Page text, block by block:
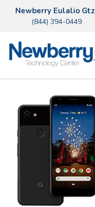
Newberry Eulalio Gtz
(844) 394-0449